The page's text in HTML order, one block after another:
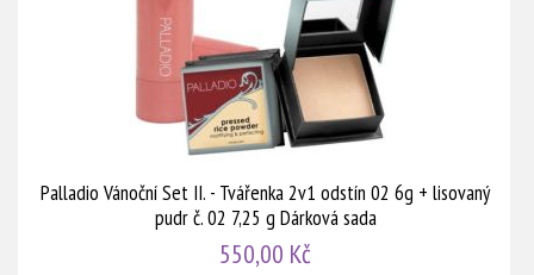
Palladio Vánoční Set II. - Tvářenka 2v1 odstín 02 6g + lisovaný
pudr č. 02 7,25 g Dárková sada
550,00 Kč